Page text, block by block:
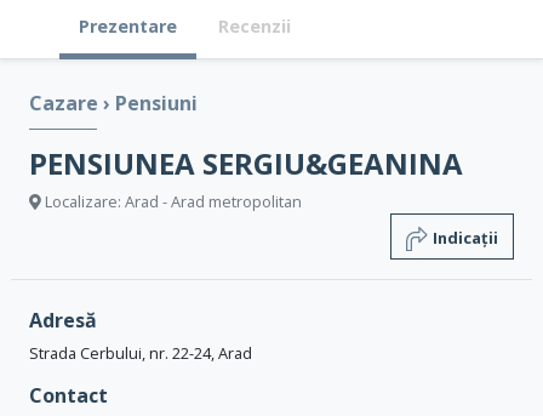
Prezentare Recenzii
Cazare › Pensiuni
PENSIUNEA SERGIU&GEANINA
Localizare: Arad - Arad metropolitan
Indicații
Adresă
Strada Cerbului, nr. 22-24, Arad
Contact